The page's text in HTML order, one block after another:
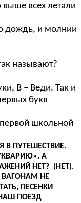
летали
называют?
В – Веди. Так и
букв
школьной
В ПУТЕШЕСТВИЕ.
А
НЕТ? (НЕТ).
ВАГОНАМ НЕ
ПЕСЕНКИ
ПОЕЗД